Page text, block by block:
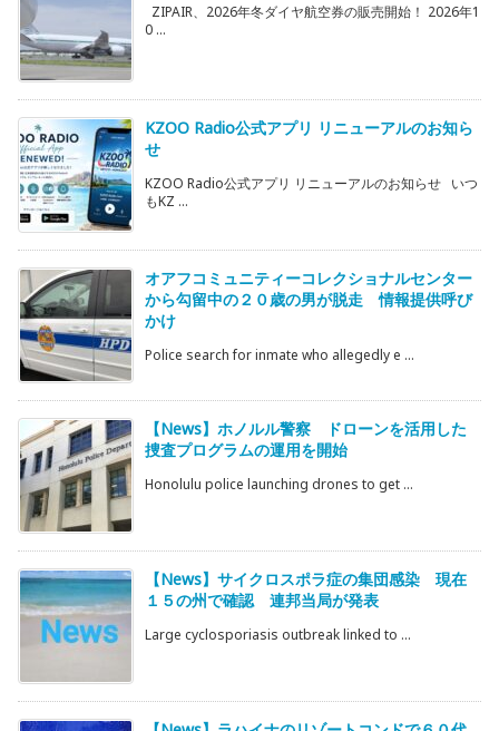
ZIPAIR、2026年冬ダイヤ航空券の販売開始！ 2026年1
0 ...
KZOO Radio公式アプリ リニューアルのお知ら
せ
KZOO Radio公式アプリ リニューアルのお知らせ いつ
もKZ ...
オアフコミュニティーコレクショナルセンター
から勾留中の２０歳の男が脱走 情報提供呼び
かけ
Police search for inmate who allegedly e ...
【News】ホノルル警察 ドローンを活用した
捜査プログラムの運用を開始
Honolulu police launching drones to get ...
【News】サイクロスポラ症の集団感染 現在
１５の州で確認 連邦当局が発表
Large cyclosporiasis outbreak linked to ...